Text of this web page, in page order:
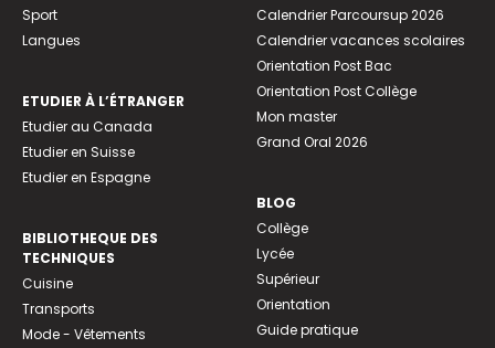
Sport
Langues
ETUDIER À L’ÉTRANGER
Etudier au Canada
Etudier en Suisse
Etudier en Espagne
BIBLIOTHEQUE DES
TECHNIQUES
Cuisine
Transports
Mode - Vêtements
Calendrier Parcoursup 2026
Calendrier vacances scolaires
Orientation Post Bac
Orientation Post Collège
Mon master
Grand Oral 2026
BLOG
Collège
Lycée
Supérieur
Orientation
Guide pratique